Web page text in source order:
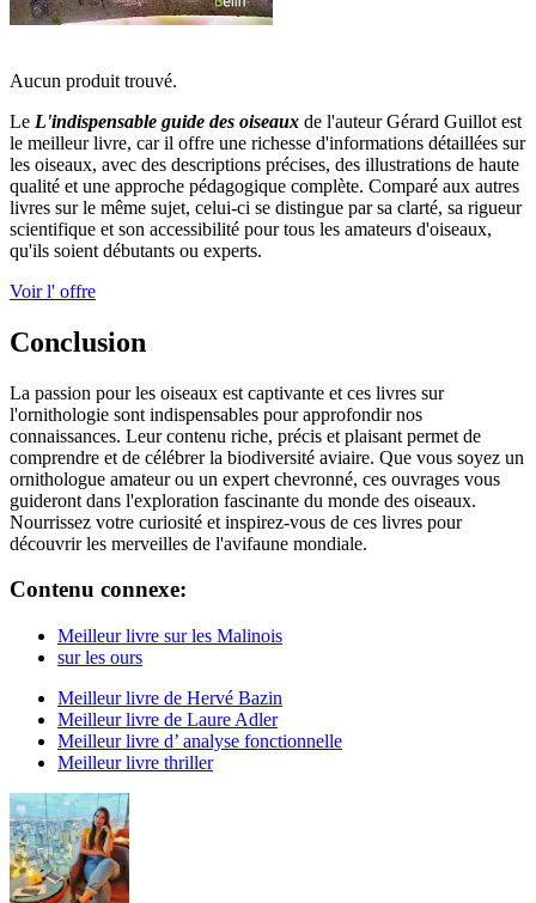
Aucun produit trouvé.
Le L'indispensable guide des oiseaux de l'auteur Gérard Guillot est
le meilleur livre, car il offre une richesse d'informations détaillées sur
les oiseaux, avec des descriptions précises, des illustrations de haute
qualité et une approche pédagogique complète. Comparé aux autres
livres sur le même sujet, celui-ci se distingue par sa clarté, sa rigueur
scientifique et son accessibilité pour tous les amateurs d'oiseaux,
qu'ils soient débutants ou experts.
Voir l' offre
Conclusion
La passion pour les oiseaux est captivante et ces livres sur
l'ornithologie sont indispensables pour approfondir nos
connaissances. Leur contenu riche, précis et plaisant permet de
comprendre et de célébrer la biodiversité aviaire. Que vous soyez un
ornithologue amateur ou un expert chevronné, ces ouvrages vous
guideront dans l'exploration fascinante du monde des oiseaux.
Nourrissez votre curiosité et inspirez-vous de ces livres pour
découvrir les merveilles de l'avifaune mondiale.
Contenu connexe:
Meilleur livre sur les Malinois
sur les ours
Meilleur livre de Hervé Bazin
Meilleur livre de Laure Adler
Meilleur livre d’ analyse fonctionnelle
Meilleur livre thriller